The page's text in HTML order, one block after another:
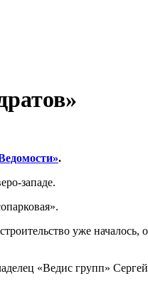
.
западе.
уже началось,
«Ведис групп»